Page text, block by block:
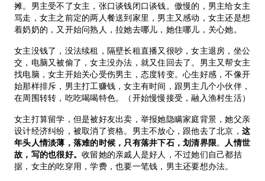
摊。男主受不了女主，张口谈钱闭口谈钱。傲慢的，男主给女主
骂走，女主之前定的两人餐送到家里，男主又感动，女主还是想
着奶奶的，又开始问熟人，拉她去哪儿，她住哪儿，关心她。
女主没钱了，没法续租，隔壁长租直播又很吵，女主退房，坐公
交，电脑又被偷了，女主没办法，就又住回去了。男主又帮女主
找电脑，女主开始关心受伤男主，态度转变。心生好感，不像开
始那样排斥，男主打工赚钱，女主有时间，跟男主几个小伙伴，
在周围转转，吃吃喝喝特色。（开始慢慢接受，融入渔村生活）
女主打算留学，但是被好友出卖，举报她隐瞒家庭背景，她父亲
设计经济纠纷，被取消了资格。男主不放心，跟他去了北京， 这
年头人情淡薄，落难的时候，只有落井下石，划清界限。
人情世
故，写的也很好。收留她的亲戚人是好人，不过她们自己都拮
据，女主的吃穿用，学费，也要一笔钱，男主还要想办法。